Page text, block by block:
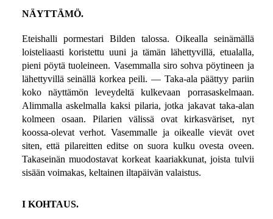
NÄYTTÄMÖ.
Eteishalli pormestari Bilden talossa. Oikealla seinämällä
loisteliaasti koristettu uuni ja tämän lähettyvillä, etualalla,
pieni pöytä tuoleineen. Vasemmalla siro sohva pöytineen ja
lähettyvillä seinällä korkea peili. — Taka-ala päättyy pariin
koko näyttämön leveydeltä kulkevaan porrasaskelmaan.
Alimmalla askelmalla kaksi pilaria, jotka jakavat taka-alan
kolmeen osaan. Pilarien välissä ovat kirkasväriset, nyt
koossa-olevat verhot. Vasemmalle ja oikealle vievät ovet
siten, että pilareitten editse on suora kulku ovesta oveen.
Takaseinän muodostavat korkeat kaariakkunat, joista tulvii
sisään voimakas, keltainen iltapäivän valaistus.
I KOHTAUS.